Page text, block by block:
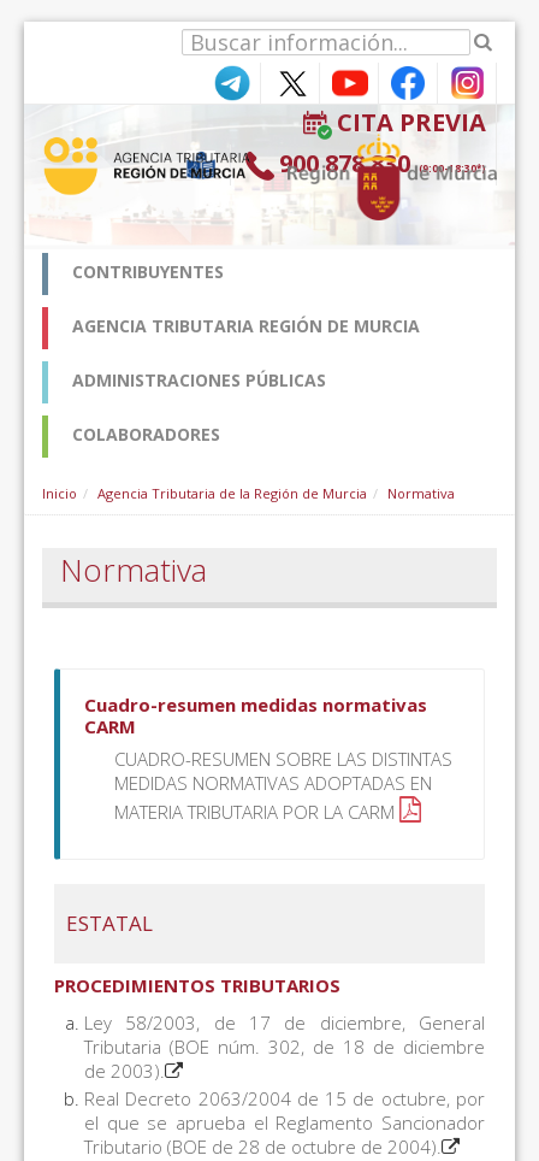
CITA PREVIA
900 878 830 (9:00-18:30*)
CONTRIBUYENTES
AGENCIA TRIBUTARIA REGIÓN DE MURCIA
ADMINISTRACIONES PÚBLICAS
COLABORADORES
Inicio Agencia Tributaria de la Región de Murcia Normativa
Normativa
Cuadro-resumen medidas normativas
CARM
CUADRO-RESUMEN SOBRE LAS DISTINTAS
MEDIDAS NORMATIVAS ADOPTADAS EN
MATERIA TRIBUTARIA POR LA CARM
ESTATAL
PROCEDIMIENTOS TRIBUTARIOS
Ley 58/2003, de 17 de diciembre, General
Tributaria (BOE núm. 302, de 18 de diciembre
de 2003).
Real Decreto 2063/2004 de 15 de octubre, por
el que se aprueba el Reglamento Sancionador
Tributario (BOE de 28 de octubre de 2004).